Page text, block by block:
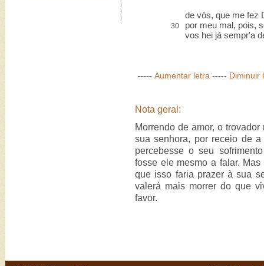
de vós, que me fez
30
por meu mal, pois,
vos hei já sempr'a
----- Aumentar letra ----- Diminuir
Nota geral:
Morrendo de amor, o
sua senhora, por receio de
percebesse o seu
fosse ele mesmo a falar.
que isso faria prazer à sua
valerá mais morrer do que
favor.